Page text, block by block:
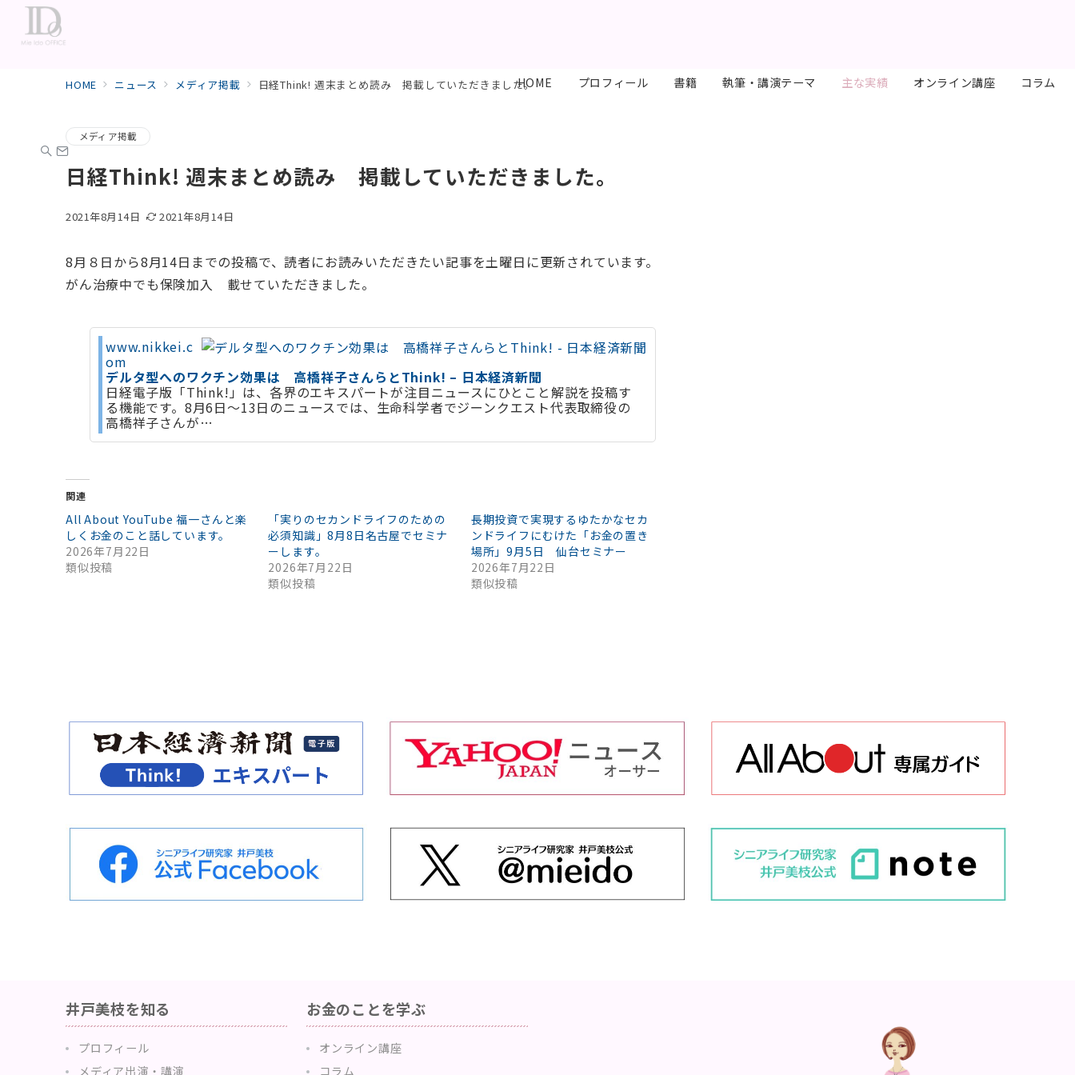
HOME プロフィール 書籍 執筆・講演テーマ 主な実績 オンライン講座 コラム
HOME ニュース メディア掲載 日経Think! 週末まとめ読み 掲載していただきました。
メディア掲載
日経Think! 週末まとめ読み 掲載していただきました。
2021年8月14日 2021年8月14日
8月８日から8月14日までの投稿で、読者にお読みいただきたい記事を土曜日に更新されています。
がん治療中でも保険加入 載せていただきました。
www.nikkei.c
om
デルタ型へのワクチン効果は 高橋祥子さんらとThink! – 日本経済新聞
日経電子版「Think!」は、各界のエキスパートが注目ニュースにひとこと解説を投稿す
る機能です。8月6日～13日のニュースでは、生命科学者でジーンクエスト代表取締役の
高橋祥子さんが…
関連
All About YouTube 福一さんと楽
しくお金のこと話しています。
2026年7月22日
類似投稿
「実りのセカンドライフのための
必須知識」8月8日名古屋でセミナ
ーします。
2026年7月22日
類似投稿
長期投資で実現するゆたかなセカ
ンドライフにむけた「お金の置き
場所」9月5日 仙台セミナー
2026年7月22日
類似投稿
井戸美枝を知る
プロフィール
メディア出演・講演
お金のことを学ぶ
オンライン講座
コラム